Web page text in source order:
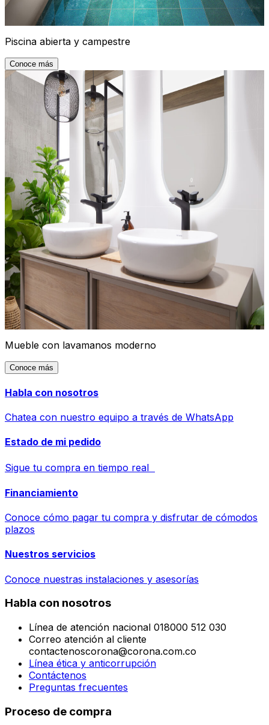
Piscina abierta y campestre
Conoce más
Mueble con lavamanos moderno
Conoce más
Habla con nosotros
Chatea con nuestro equipo a través de WhatsApp
Estado de mi pedido
Sigue tu compra en tiempo real
Financiamiento
Conoce cómo pagar tu compra y disfrutar de cómodos
plazos
Nuestros servicios
Conoce nuestras instalaciones y asesorías
Habla con nosotros
Línea de atención nacional 018000 512 030
Correo atención al cliente
contactenoscorona@corona.com.co
Línea ética y anticorrupción
Contáctenos
Preguntas frecuentes
Proceso de compra